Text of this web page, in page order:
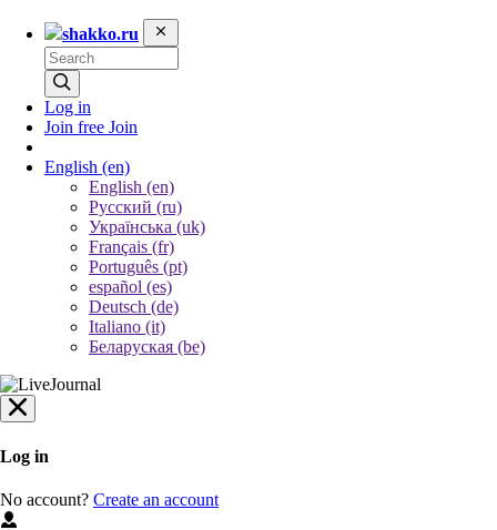
shakko.ru
Log in
Join free Join
English (en)
English (en)
Русский (ru)
Українська (uk)
Français (fr)
Português (pt)
español (es)
Deutsch (de)
Italiano (it)
Беларуская (be)
Log in
No account? Create an account